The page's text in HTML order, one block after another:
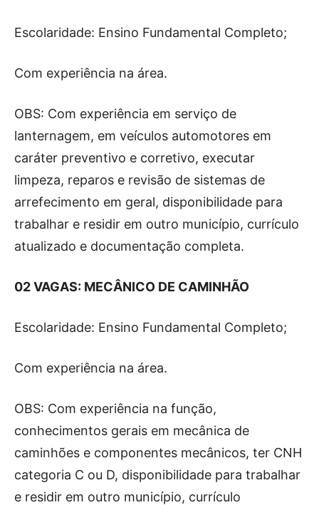
Escolaridade: Ensino Fundamental Completo;
Com experiência na área.
OBS: Com experiência em serviço de
lanternagem, em veículos automotores em
caráter preventivo e corretivo, executar
limpeza, reparos e revisão de sistemas de
arrefecimento em geral, disponibilidade para
trabalhar e residir em outro município, currículo
atualizado e documentação completa.
02 VAGAS: MECÂNICO DE CAMINHÃO
Escolaridade: Ensino Fundamental Completo;
Com experiência na área.
OBS: Com experiência na função,
conhecimentos gerais em mecânica de
caminhões e componentes mecânicos, ter CNH
categoria C ou D, disponibilidade para trabalhar
e residir em outro município, currículo